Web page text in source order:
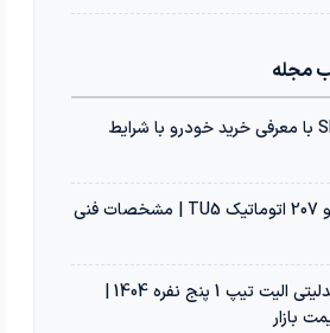
مجله
بررسی پراید 111 SE با معرفی خرید خودرو با شرایط
معرفی و خرید پژو 207 اتوماتیک TU5 | مشخصات فنی
معرفی و خرید فیدلیتی الیت تیپ 1 پنج نفره 1404 |
بازار